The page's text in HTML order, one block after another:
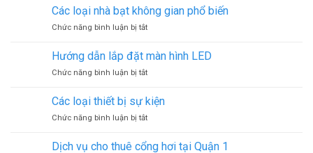
khấu
dẫn
lắp
đặt
khấu
kiện
Các loại nhà bạt không gian phổ biến
Chức năng bình luận bị tắtở
loại
nhà
bạt
gian
phổ
biến
Hướng dẫn lắp đặt màn hình LED
Chức năng bình luận bị tắtở
dẫn
lắp
đặt
hình
Các loại thiết bị sự kiện
Chức năng bình luận bị tắtở
Dịch vụ cho thuê cổng hơi tại Quận 1